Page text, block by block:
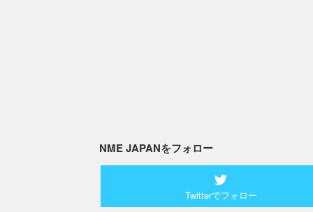
NME JAPANをフォロー
Twitterでフォロー